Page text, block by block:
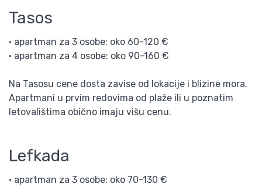
Tasos
• apartman za 3 osobe: oko 60-120 €
• apartman za 4 osobe: oko 90-160 €
Na Tasosu cene dosta zavise od lokacije i blizine mora.
Apartmani u prvim redovima od plaže ili u poznatim
letovalištima obično imaju višu cenu.
Lefkada
• apartman za 3 osobe: oko 70-130 €